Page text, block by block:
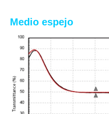
Medio espejo